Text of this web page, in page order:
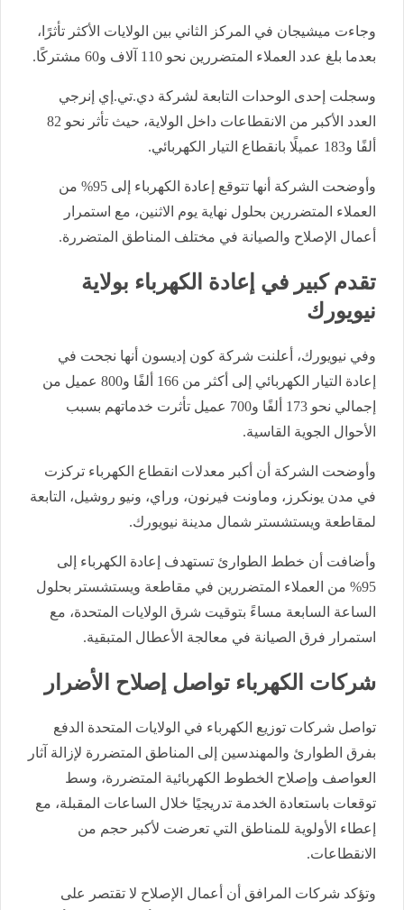
وجاءت ميشيجان في المركز الثاني بين الولايات الأكثر تأثرًا،
بعدما بلغ عدد العملاء المتضررين نحو 110 آلاف و60 مشتركًا.
وسجلت إحدى الوحدات التابعة لشركة دي.تي.إي إنرجي
العدد الأكبر من الانقطاعات داخل الولاية، حيث تأثر نحو 82
ألفًا و183 عميلًا بانقطاع التيار الكهربائي.
وأوضحت الشركة أنها تتوقع إعادة الكهرباء إلى 95% من
العملاء المتضررين بحلول نهاية يوم الاثنين، مع استمرار
أعمال الإصلاح والصيانة في مختلف المناطق المتضررة.
تقدم كبير في إعادة الكهرباء بولاية
نيويورك
وفي نيويورك، أعلنت شركة كون إديسون أنها نجحت في
إعادة التيار الكهربائي إلى أكثر من 166 ألفًا و800 عميل من
إجمالي نحو 173 ألفًا و700 عميل تأثرت خدماتهم بسبب
الأحوال الجوية القاسية.
وأوضحت الشركة أن أكبر معدلات انقطاع الكهرباء تركزت
في مدن يونكرز، وماونت فيرنون، وراي، ونيو روشيل، التابعة
لمقاطعة ويستشستر شمال مدينة نيويورك.
وأضافت أن خطط الطوارئ تستهدف إعادة الكهرباء إلى
95% من العملاء المتضررين في مقاطعة ويستشستر بحلول
الساعة السابعة مساءً بتوقيت شرق الولايات المتحدة، مع
استمرار فرق الصيانة في معالجة الأعطال المتبقية.
شركات الكهرباء تواصل إصلاح الأضرار
تواصل شركات توزيع الكهرباء في الولايات المتحدة الدفع
بفرق الطوارئ والمهندسين إلى المناطق المتضررة لإزالة آثار
العواصف وإصلاح الخطوط الكهربائية المتضررة، وسط
توقعات باستعادة الخدمة تدريجيًا خلال الساعات المقبلة، مع
إعطاء الأولوية للمناطق التي تعرضت لأكبر حجم من
الانقطاعات.
وتؤكد شركات المرافق أن أعمال الإصلاح لا تقتصر على